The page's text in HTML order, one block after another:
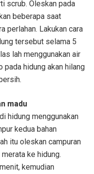
scrub. Oleskan pada
beberapa saat
perlahan. Lakukan cara
tersebut selama 5
lah menggunakan air
pada hidung akan hilang
madu
hidung menggunakan
kedua bahan
itu oleskan campuran
ke hidung.
kemudian